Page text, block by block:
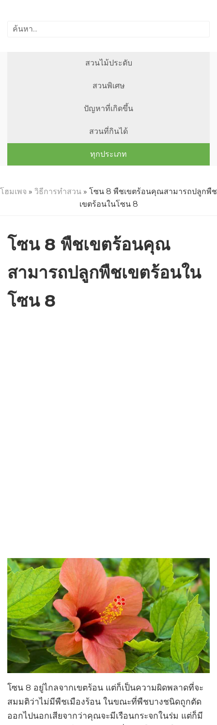
สวนไม้ประดับ
สวนพิเศษ
ปัญหาที่เกิดขึ้น
สวนที่กินได้
ทุกประเภท
โฮมเพจ » วิธีการทำสวน » โซน 8 พืชเขตร้อนคุณสามารถปลูกพืช
เขตร้อนในโซน 8
โซน 8 พืชเขตร้อนคุณ
สามารถปลูกพืชเขตร้อนใน
โซน 8
โซน 8 อยู่ไกลจากเขตร้อน แต่ก็เป็นความผิดพลาดที่จะ
สมมติว่าไม่มีพืชเมืองร้อน ในขณะที่พืชบางชนิดถูกตัด
ออกไปนอกเสียจากว่าคุณจะมีเรือนกระจกในร่ม แต่ก็มี